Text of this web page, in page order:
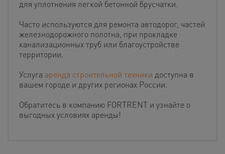
для уплотнения легкой бетонной брусчатки.
Часто используются для ремонта автодорог, частей
железнодорожного полотна, при прокладке
канализационных труб или благоустройстве
территории.
Услуга аренда строительной техники доступна в
вашем городе и других регионах России.
Обратитесь в компанию FORTRENT и узнайте о
выгодных условиях аренды!